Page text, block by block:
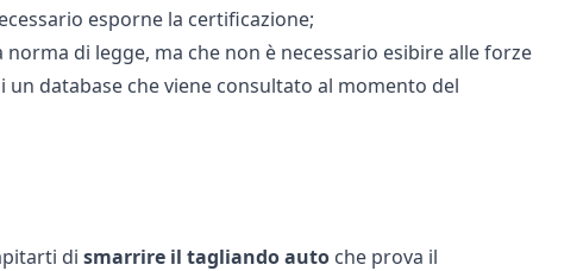
esporne la certificazione;
norma di legge, ma che non è necessario esibire alle forze
database che viene consultato al momento del
di smarrire il tagliando autoche prova il